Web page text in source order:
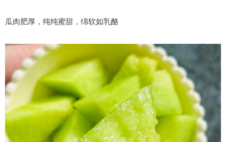
瓜肉肥厚，纯纯蜜甜，绵软如乳酪